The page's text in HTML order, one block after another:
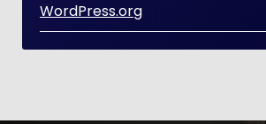
WordPress.org